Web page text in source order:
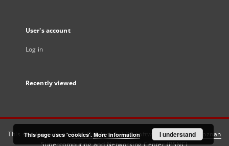
User's account
Log in
Recently viewed
This service runs onDInGO dLibra 6.3.21software created by
Poznan
Supercomputing and Networking Center (PSNC)
This page uses 'cookies'. More information I understand